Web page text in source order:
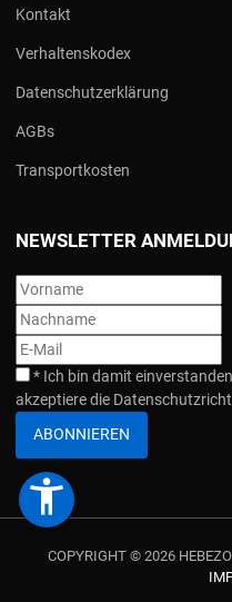
Kontakt
Verhaltenskodex
Datenschutzerklärung
AGBs
Transportkosten
NEWSLETTER
* Ich bin damit
akzeptiere die
ABONNIEREN
COPYRIGHT © 2026
accessibility_new